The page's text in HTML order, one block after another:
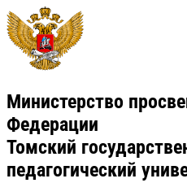
Министерство
Федерации
Томский
педагогический